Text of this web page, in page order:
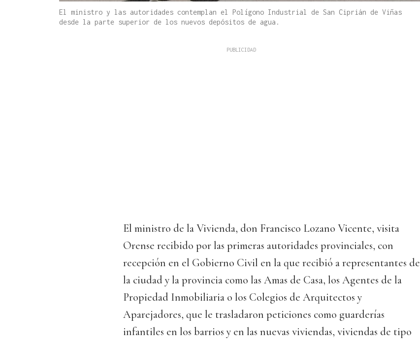
El ministro y las autoridades contemplan el Polígono Industrial de San Ciprián de Viñas
desde la parte superior de los nuevos depósitos de agua.
El ministro de la Vivienda, don Francisco Lozano Vicente, visita
Orense recibido por las primeras autoridades provinciales, con
recepción en el Gobierno Civil en la que recibió a representantes de
la ciudad y la provincia como las Amas de Casa, los Agentes de la
Propiedad Inmobiliaria o los Colegios de Arquitectos y
Aparejadores, que le trasladaron peticiones como guarderías
infantiles en los barrios y en las nuevas viviendas, viviendas de tipo